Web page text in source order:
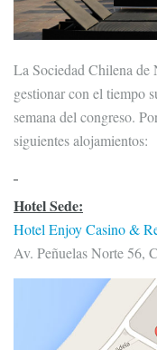
La Sociedad Chilena de
gestionar con el tiempo
semana del congreso.
siguientes alojamientos:
Hotel Sede:
Hotel Enjoy Casino &
Av. Peñuelas Norte 56,